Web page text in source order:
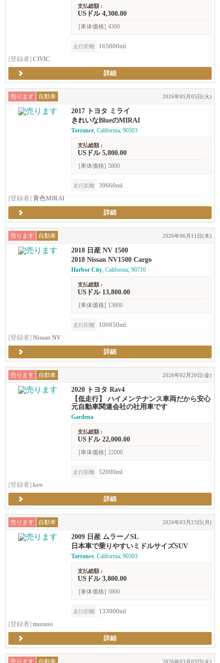
支払総額 :
USドル 4,300.00
[車体価格] 4300
走行距離
165000ml
[登録者] CIVIC
詳細
売ります 自動車 2026年05月05日(火)
2017 トヨタ ミライ
きれいなBlueのMIRAI
Torrance, California, 90503
支払総額 :
USドル 5,800.00
[車体価格] 5800
走行距離
39660ml
[登録者] 青色MIRAI
詳細
売ります 自動車 2026年06月11日(木)
2018 日産 NV 1500
2018 Nissan NV1500 Cargo
Harbor City, California, 90710
支払総額 :
USドル 13,800.00
[車体価格] 13800
走行距離
100850ml
[登録者] Nissan NV
詳細
売ります 自動車 2026年02月20日(金)
2020 トヨタ Rav4
【低走行】 ハイメンテナンス車両だから安心
元自動車関連会社の社用車です
Gardena
支払総額 :
USドル 22,000.00
[車体価格] 22000
走行距離
52000ml
[登録者] ken
詳細
売ります 自動車 2026年03月23日(月)
2009 日産 ムラーノSL
日本車で乗りやすいミドルサイズSUV
Torrance, California, 90503
支払総額 :
USドル 3,800.00
[車体価格] 3800
走行距離
133000ml
[登録者] murano
詳細
売ります 自動車 2026年03月03日(火)